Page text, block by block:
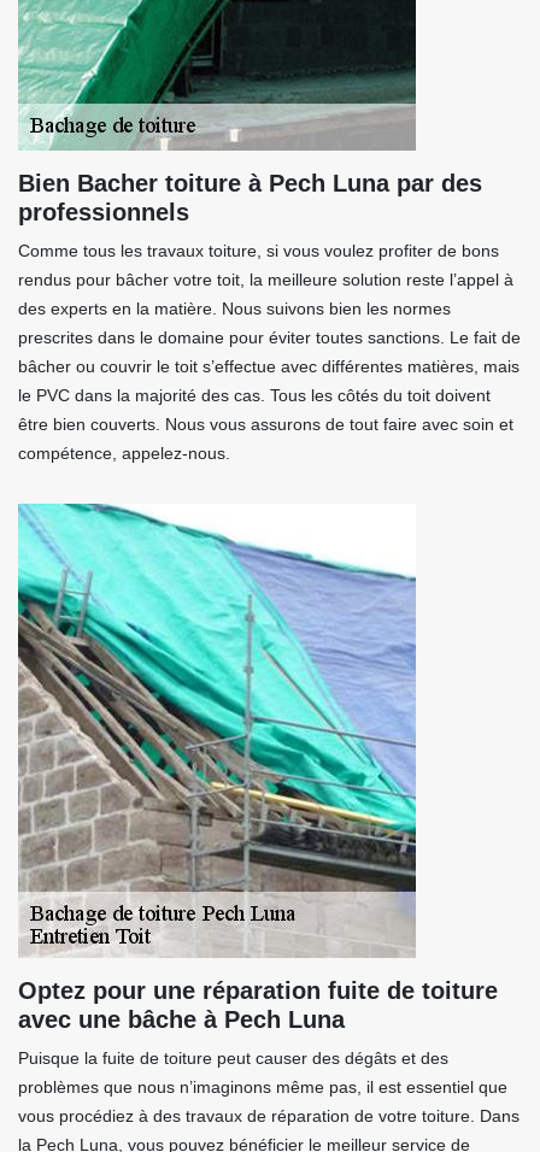
Bien Bacher toiture à Pech Luna par des
professionnels
Comme tous les travaux toiture, si vous voulez profiter de bons
rendus pour bâcher votre toit, la meilleure solution reste l’appel à
des experts en la matière. Nous suivons bien les normes
prescrites dans le domaine pour éviter toutes sanctions. Le fait de
bâcher ou couvrir le toit s’effectue avec différentes matières, mais
le PVC dans la majorité des cas. Tous les côtés du toit doivent
être bien couverts. Nous vous assurons de tout faire avec soin et
compétence, appelez-nous.
Optez pour une réparation fuite de toiture
avec une bâche à Pech Luna
Puisque la fuite de toiture peut causer des dégâts et des
problèmes que nous n’imaginons même pas, il est essentiel que
vous procédiez à des travaux de réparation de votre toiture. Dans
la Pech Luna, vous pouvez bénéficier le meilleur service de